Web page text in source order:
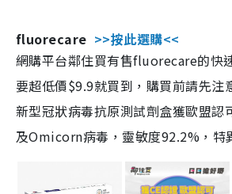
fluorecare >>按此選購<<
網購平台鄰住買有售fluorecare的快
要超低價$9.9就買到，購買前請先注
新型冠狀病毒抗原測試劑盒獲歐盟認
及Omicorn病毒，靈敏度92.2%，特